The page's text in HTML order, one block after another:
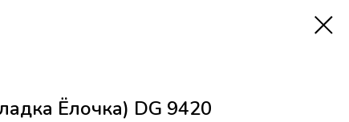
Ёлочка) DG 9420